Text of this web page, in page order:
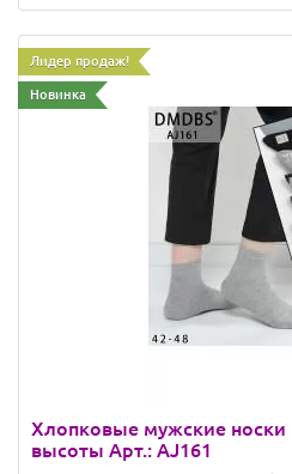
Лидер продаж!
Новинка
Хлопковые мужские носки
высоты Арт.: AJ161